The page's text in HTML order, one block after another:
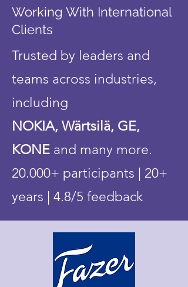
Working With International
Clients
Trusted by leaders and
teams across industries,
including
NOKIA, Wärtsilä, GE,
KONE and many more.
20.000+ participants | 20+
years | 4.8/5 feedback